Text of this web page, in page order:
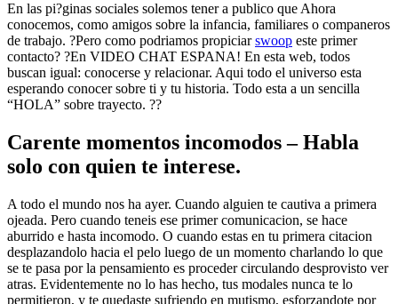
En las pi?ginas sociales solemos tener a publico que Ahora
conocemos, como amigos sobre la infancia, familiares o companeros
de trabajo. ?Pero como podri­amos propiciarswoop este primer
contacto? ?En VIDEO CHAT ESPANA! En esta web, todos
buscan igual: conocerse y relacionar. Aqui todo el universo esta
esperando conocer sobre ti y tu historia. Todo esta a un sencilla
“HOLA” sobre trayecto. ??
Carente momentos incomodos – Habla
solo con quien te interese.
A todo el mundo nos ha ayer. Cuando alguien te cautiva a primera
ojeada. Pero cuando teneis ese primer comunicacion, se hace
aburrido e hasta incomodo. O cuando estas en tu primera citacion
desplazandolo hacia el pelo luego de un momento charlando lo que
se te pasa por la pensamiento es proceder circulando desprovisto ver
atras. Evidentemente no lo has hecho, tus modales nunca te lo
permitieron, y te quedaste sufriendo en mutismo, esforzandote por